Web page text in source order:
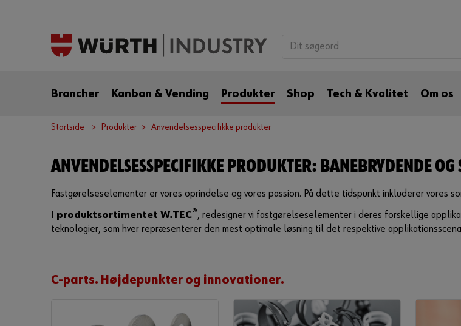
Brancher Kanban & Vending Produkter Shop Tech & Kvalitet Om os
Startside Produkter Anvendelsesspecifikke produkter
ANVENDELSESSPECIFIKKE PRODUKTER: BANEBRYDENDE OG
Fastgørelseselementer er vores oprindelse og vores passion. På dette tidspunkt inkluderer vores
produktsortimentet W.TEC®, redesigner vi fastgørelseselementer i deres forskellige
teknologier, som hver repræsenterer den mest optimale løsning til det respektive
C-parts. Højdepunkter og innovationer.